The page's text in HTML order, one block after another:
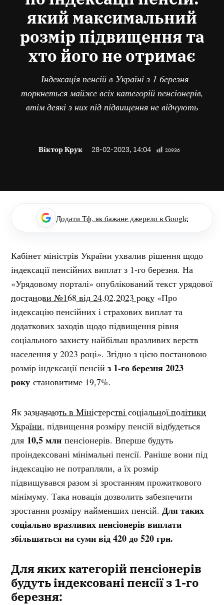
який максимальний
розмір підвищення та
хто його не отримає
Індексація пенсій в Україні з 1 березня
торкнеться майже всіх категорій пенсіонерів,
втім деякі з них під підвищення не відчують
Віктор Крук 28-02-2023, 14:04 20936
Додати Тф, як бажане джерело в Google
Кабінет міністрів України ухвалив рішення щодо
індексації пенсійних виплат з 1-го березня. На
«Урядовому порталі» опублікований текст урядової
постанови №168 від 24.02.2023 року «Про
індексацію пенсійних і страхових виплат та
додаткових заходів щодо підвищення рівня
соціального захисту найбільш вразливих верств
населення у 2023 році». Згідно з цією постановою
розмір індексації пенсійз 1-го березня 2023
року становитиме 19,7%.
Якзазначають в Міністерстві соціальної політики
України, підвищення розміру пенсій відбудеться
для 10,5 млн пенсіонерів. Вперше будуть
проіндексовані мінімальні пенсії. Раніше вони під
індексацію не потрапляли, а їх розмір
підвищувався разом зі зростанням прожиткового
мінімуму. Така новація дозволить забезпечити
зростання розміру найменших пенсій.Для таких
соціально вразливихпенсіонерів виплати
збільшаться на сумивід 420 до 520 грн.
Для яких категорій пенсіонерів
будуть індексовані пенсії з 1-го
березня: